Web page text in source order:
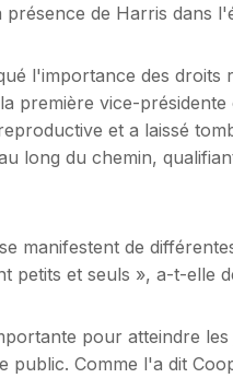
de Harris dans
l'importance des droits
première vice-
et a laissé
long du chemin,
manifestent de
petits et seuls », a-t-elle
pour atteindre
public. Comme l'a dit